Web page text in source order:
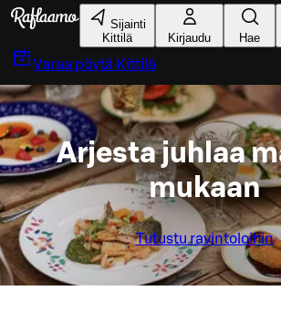
Siirry pääsisältöön
Sijainti
Kittilä
Kirjaudu Hae
Varaa pöytä Kittilä
Arjesta juhlaa
mukaan
Tutustu ravintoloihin